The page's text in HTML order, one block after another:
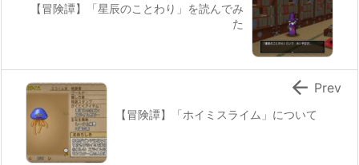
【冒険譚】「星辰のことわり」を読んでみ
た
【冒険譚】「ホイミスライム」について
 Prev